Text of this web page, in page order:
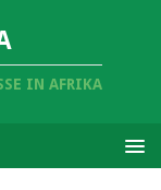
IN AFRIKA